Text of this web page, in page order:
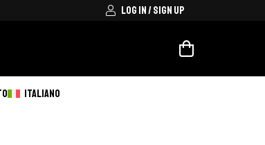
LOG IN / SIGN UP
ITALIANO